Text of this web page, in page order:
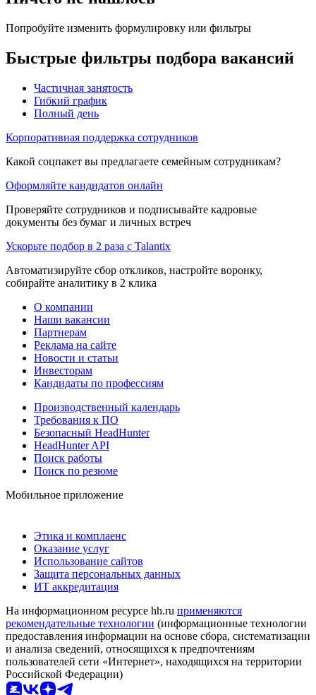
Попробуйте изменить формулировку или фильтры
Быстрые фильтры подбора вакансий
Частичная занятость
Гибкий график
Полный день
Корпоративная поддержка сотрудников
Какой соцпакет вы предлагаете семейным сотрудникам?
Оформляйте кандидатов онлайн
Проверяйте сотрудников и подписывайте кадровые
документы без бумаг и личных встреч
Ускорьте подбор в 2 раза с Talantix
Автоматизируйте сбор откликов, настройте воронку,
собирайте аналитику в 2 клика
О компании
Наши вакансии
Партнерам
Реклама на сайте
Новости и статьи
Инвесторам
Кандидаты по профессиям
Производственный календарь
Требования к ПО
Безопасный HeadHunter
HeadHunter API
Поиск работы
Поиск по резюме
Мобильное приложение
Этика и комплаенс
Оказание услуг
Использование сайтов
Защита персональных данных
ИТ аккредитация
На информационном ресурсе hh.ru применяются
рекомендательные технологии (информационные технологии
предоставления информации на основе сбора, систематизации
и анализа сведений, относящихся к предпочтениям
пользователей сети «Интернет», находящихся на территории
Российской Федерации)